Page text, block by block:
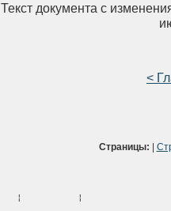
Текст документа с
<
Страницы:
¦          ¦